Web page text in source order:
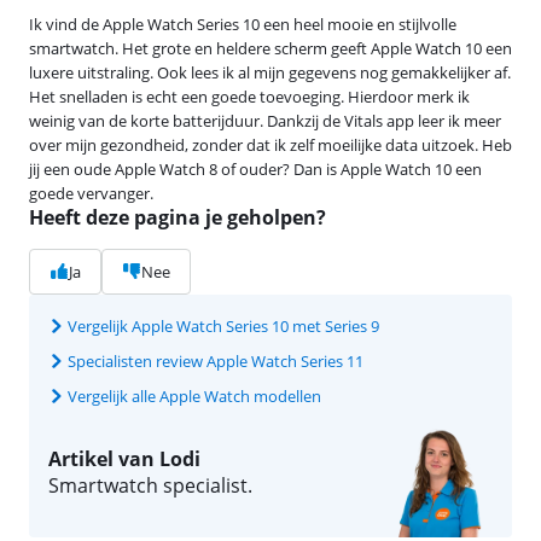
Ik vind de Apple Watch Series 10 een heel mooie en stijlvolle
smartwatch. Het grote en heldere scherm geeft Apple Watch 10 een
luxere uitstraling. Ook lees ik al mijn gegevens nog gemakkelijker af.
Het snelladen is echt een goede toevoeging. Hierdoor merk ik
weinig van de korte batterijduur. Dankzij de Vitals app leer ik meer
over mijn gezondheid, zonder dat ik zelf moeilijke data uitzoek. Heb
jij een oude Apple Watch 8 of ouder? Dan is Apple Watch 10 een
goede vervanger.
Heeft deze pagina je geholpen?
Ja Nee
Vergelijk Apple Watch Series 10 met Series 9
Specialisten review Apple Watch Series 11
Vergelijk alle Apple Watch modellen
Artikel van Lodi
Smartwatch specialist.